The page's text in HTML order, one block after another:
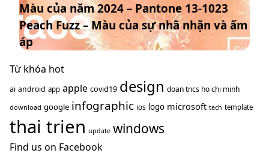
hướng
năm
2025
–
màu
nâu
cà
phê
mang
nghĩa
gì?
năm
2024
–
Pantone
13-
Peach
Fuzz
–
của
Màu của năm 2024 – Pantone 13-1023
Peach Fuzz – Màu của sự nhã nhặn và ấm
áp
Từ khóa hot
ai android app apple covid19 design doan tncs ho chi minh
download google infographic ios logo microsoft tech template
thai trien update windows
Find us on Facebook